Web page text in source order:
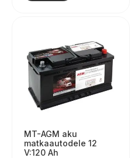
MT-AGM aku
matkaautodele 12
V:120 Ah